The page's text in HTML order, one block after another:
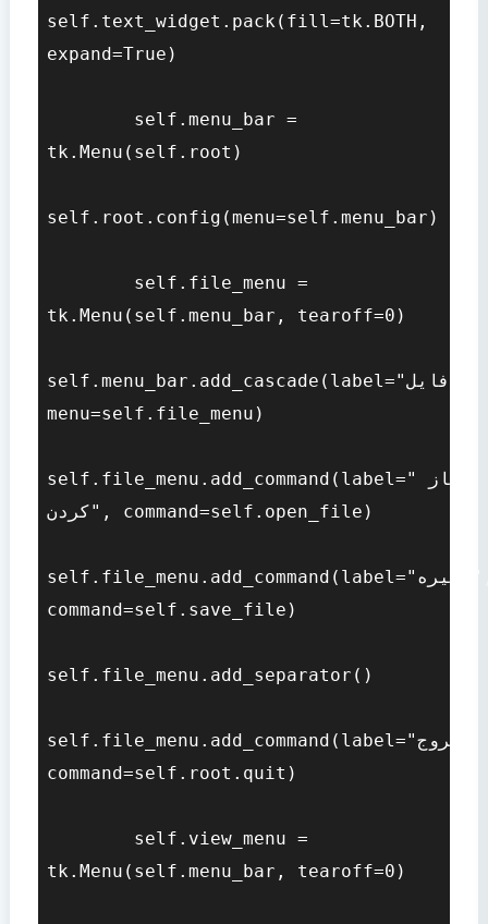
self.text_widget.pack(fill=tk.BOTH,
expand=True)
tk.Menu(self.root)
self.root.config(menu=self.menu_bar)
tk.Menu(self.menu_bar, tearoff=0)
self.menu_bar.add_cascade(label="فایل",
menu=self.file_menu)
self.file_menu.add_command(label="باز
کردن", command=self.open_file)
self.file_menu.add_command(label="ذخیره",
command=self.save_file)
self.file_menu.add_separator()
self.file_menu.add_command(label="خروج",
command=self.root.quit)
tk.Menu(self.menu_bar, tearoff=0)